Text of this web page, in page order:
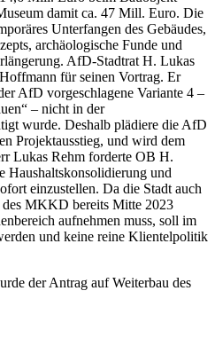
damit ca. 47 Mill. Euro. Die
Unterfangen des Gebäudes,
archäologische Funde und
AfD-Stadtrat H. Lukas
für seinen Vortrag. Er
AfD vorgeschlagene Variante 4 –
– nicht in der
wurde. Deshalb plädiere die AfD
Projektausstieg, und wird dem
Lukas Rehm forderte OB H.
Haushaltskonsolidierung und
einzustellen. Da die Stadt auch
des MKKD bereits Mitte 2023
aufnehmen muss, soll im
und keine reine Klientelpolitik
der Antrag auf Weiterbau des